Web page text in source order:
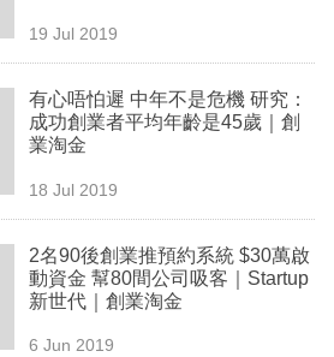
19 Jul 2019
有心唔怕遲 中年不是危機 研究：
成功創業者平均年齡是45歲｜創
業淘金
18 Jul 2019
2名90後創業推預約系統 $30萬啟
動資金 幫80間公司吸客｜Startup
新世代｜創業淘金
6 Jun 2019